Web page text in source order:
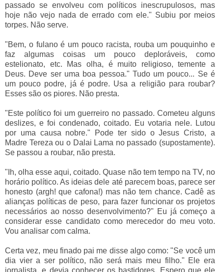
passado se envolveu com políticos inescrupulosos, mas
hoje não vejo nada de errado com ele." Subiu por meios
torpes. Não serve.
"Bem, o fulano é um pouco racista, rouba um pouquinho e
faz algumas coisas um pouco deploráveis, como
estelionato, etc. Mas olha, é muito religioso, temente a
Deus. Deve ser uma boa pessoa." Tudo um pouco... Se é
um pouco podre, já é podre. Usa a religião para roubar?
Esses são os piores. Não presta.
"Este político foi um guerreiro no passado. Cometeu alguns
deslizes, e foi condenado, coitado. Eu votaria nele. Lutou
por uma causa nobre." Pode ter sido o Jesus Cristo, a
Madre Tereza ou o Dalai Lama no passado (supostamente).
Se passou a roubar, não presta.
"Ih, olha esse aqui, coitado. Quase não tem tempo na TV, no
horário político. As ideias dele até parecem boas, parece ser
honesto (argh! que cafona!) mas não tem chance. Cadê as
alianças políticas de peso, para fazer funcionar os projetos
necessários ao nosso desenvolvimento?" Eu já começo a
considerar esse candidato como merecedor do meu voto.
Vou analisar com calma.
Certa vez, meu finado pai me disse algo como: "Se você um
dia vier a ser político, não será mais meu filho." Ele era
jornalista, e devia conhecer os bastidores. Espero que ele